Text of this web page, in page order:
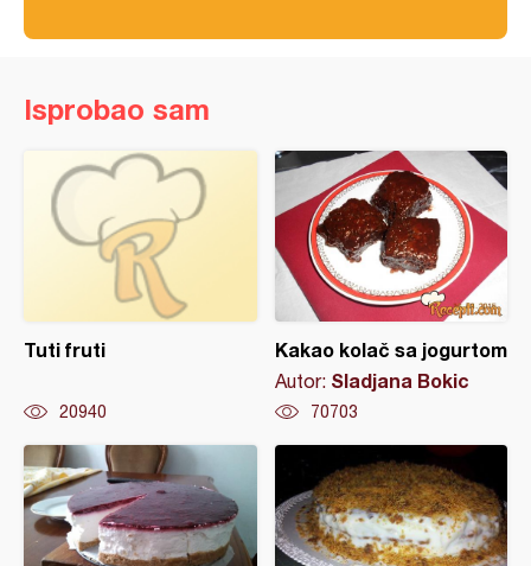
Isprobao sam
Tuti fruti
20940
Kakao kolač sa jogurtom
Autor: Sladjana Bokic
70703